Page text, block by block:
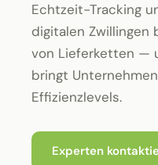
Echtzeit-Tracking
digitalen Zwillingen
von Lieferketten —
bringt
Effizienzlevels.
Experten